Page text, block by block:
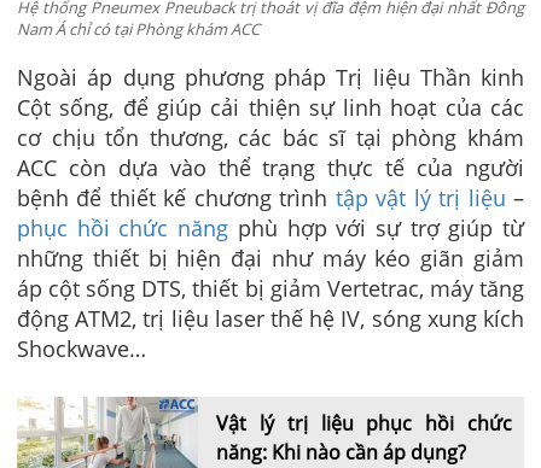
Hệ thống Pneumex Pneuback trị thoát vị đĩa đệm hiện đại nhất Đông
Nam Á chỉ có tại Phòng khám ACC
Ngoài áp dụng phương pháp Trị liệu Thần kinh
Cột sống, để giúp cải thiện sự linh hoạt của các
cơ chịu tổn thương, các bác sĩ tại phòng khám
ACC còn dựa vào thể trạng thực tế của người
bệnh để thiết kế chương trình tập vật lý trị liệu –
phục hồi chức năng phù hợp với sự trợ giúp từ
những thiết bị hiện đại như máy kéo giãn giảm
áp cột sống DTS, thiết bị giảm Vertetrac, máy tăng
động ATM2, trị liệu laser thế hệ IV, sóng xung kích
Shockwave…
Vật lý trị liệu phục hồi chức
năng: Khi nào cần áp dụng?